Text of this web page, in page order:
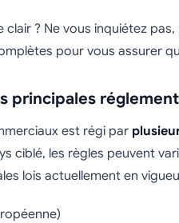
clair ? Ne vous inquiétez
pour vous assurer
principales
est régi par
ciblé, les règles peuvent
lois actuellement en